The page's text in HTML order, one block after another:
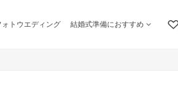
ォトウエディング 結婚式準備におすすめ